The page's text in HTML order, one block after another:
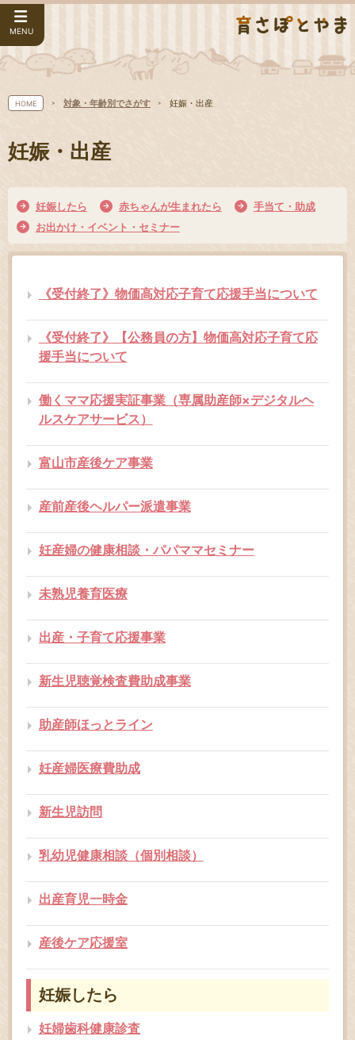
MENU
HOME 対象・年齢別でさがす 妊娠・出産
妊娠・出産
妊娠したら 赤ちゃんが生まれたら
手当て・助成
お出かけ・イベント・セミナー
《受付終了》物価高対応子育て応援手当について
《受付終了》【公務員の方】物価高対応子育て応
援手当について
働くママ応援実証事業（専属助産師×デジタルヘ
ルスケアサービス）
富山市産後ケア事業
産前産後ヘルパー派遣事業
妊産婦の健康相談・パパママセミナー
未熟児養育医療
出産・子育て応援事業
新生児聴覚検査費助成事業
助産師ほっとライン
妊産婦医療費助成
新生児訪問
乳幼児健康相談（個別相談）
出産育児一時金
産後ケア応援室
妊娠したら
妊婦歯科健康診査